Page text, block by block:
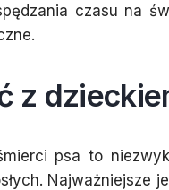
czasu na
z
psa to
Najważniejsze